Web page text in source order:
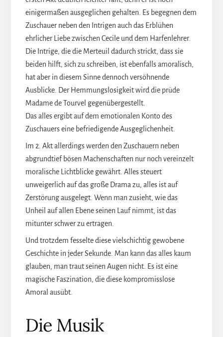
einigermaßen ausgeglichen gehalten. Es begegnen dem
Zuschauer neben den Intrigen auch das Erblühen
ehrlicher Liebe zwischen Cecile und dem Harfenlehrer.
Die Intrige, die die Merteuil dadurch strickt, dass sie
beiden hilft, sich zu schreiben, ist ebenfalls amoralisch,
hat aber in diesem Sinne dennoch versöhnende
Ausblicke. Der Hemmungslosigkeit wird die prüde
Madame de Tourvel gegenübergestellt.
Das alles ergibt auf dem emotionalen Konto des
Zuschauers eine befriedigende Ausgeglichenheit.
Im 2. Akt allerdings werden den Zuschauern neben
abgrundtief bösen Machenschaften nur noch vereinzelt
moralische Lichtblicke gewährt. Alles steuert
unweigerlich auf das große Drama zu, alles ist auf
Zerstörung ausgelegt. Wenn man zusieht, wie das
Unheil auf allen Ebene seinen Lauf nimmt, ist das
mitunter schwer zu ertragen.
Und trotzdem fesselte diese vielschichtig gewobene
Geschichte in jeder Sekunde. Man kann das alles kaum
glauben, man traut seinen Augen nicht. Es ist eine
magische Faszination, die diese kompromisslose
Amoral ausübt.
Die Musik